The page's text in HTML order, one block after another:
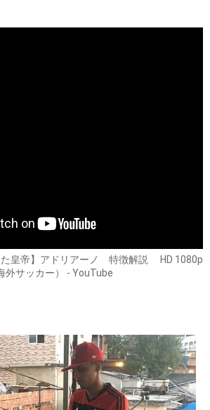
た皇帝】アドリアーノ 特徴解説 HD 1080p
サッカー） - YouTube